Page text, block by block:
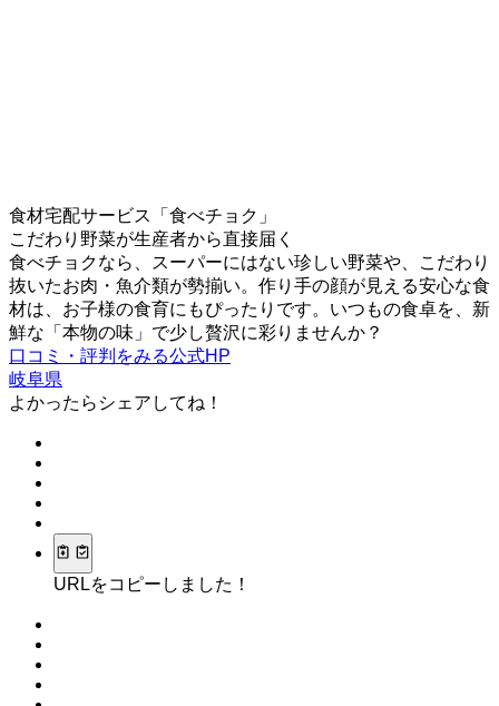
食材宅配サービス「食べチョク」
こだわり野菜が生産者から直接届く
食べチョクなら、スーパーにはない珍しい野菜や、こだわり
抜いたお肉・魚介類が勢揃い。作り手の顔が見える安心な食
材は、お子様の食育にもぴったりです。いつもの食卓を、新
鮮な「本物の味」で少し贅沢に彩りませんか？
口コミ・評判をみる公式HP
岐阜県
よかったらシェアしてね！
URLをコピーしました！